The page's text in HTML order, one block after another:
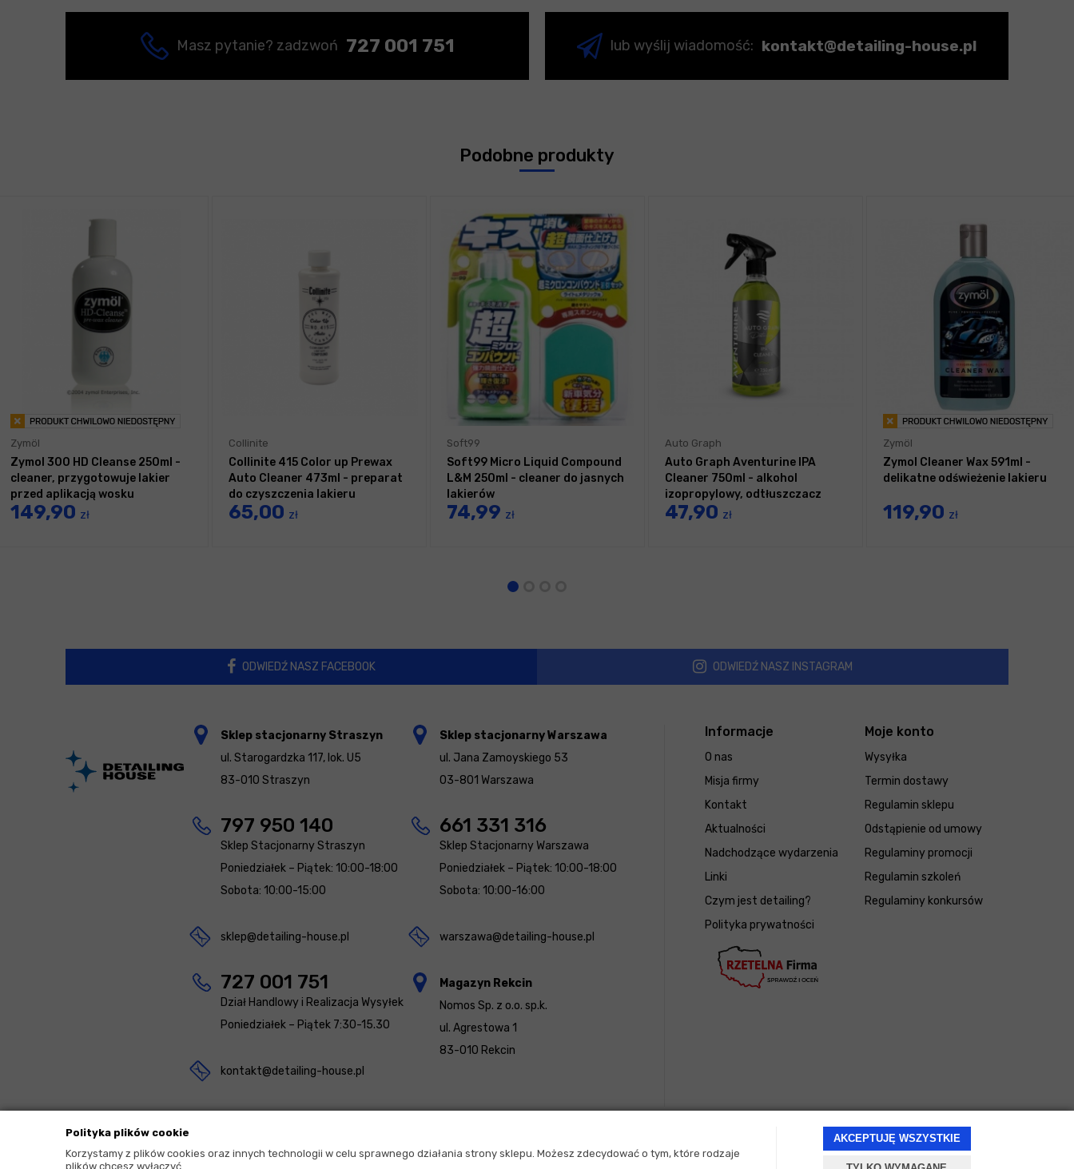
Polityka plików cookie
Korzystamy z plików cookies oraz innych technologii w celu sprawnego działania strony sklepu. Możesz zdecydować o tym, które rodzaje
plików chcesz wyłączyć.
AKCEPTUJĘ WSZYSTKIE
Masz pytanie? zadzwoń 727 001 751 lub wyślij wiadomość: kontakt@detailing-house.pl
Podobne produkty
Zymöl
Zymol 300 HD Cleanse 250ml -
cleaner, przygotowuje lakier
przed aplikacją wosku
149,90 zł
Collinite
Collinite 415 Color up Prewax
Auto Cleaner 473ml - preparat
do czyszczenia lakieru
65,00 zł
Soft99
Soft99 Micro Liquid Compound
L&M 250ml - cleaner do jasnych
lakierów
74,99 zł
Auto Graph
Auto Graph Aventurine IPA
Cleaner 750ml - alkohol
izopropylowy, odtłuszczacz
47,90 zł
Zymöl
Zymol Cleaner Wax 591ml -
delikatne odświeżenie lakieru
119,90 zł
ODWIEDŹ NASZ FACEBOOK ODWIEDŹ NASZ INSTAGRAM
Informacje
O nas
Misja firmy
Kontakt
Aktualności
Nadchodzące wydarzenia
Linki
Czym jest detailing?
Polityka prywatności
Moje konto
Wysyłka
Termin dostawy
Regulamin sklepu
Odstąpienie od umowy
Regulaminy promocji
Regulamin szkoleń
Regulaminy konkursów
Sklep stacjonarny Straszyn
ul. Starogardzka 117, lok. U5
83-010 Straszyn
797 950 140
Sklep Stacjonarny Straszyn
Poniedziałek – Piątek: 10:00-18:00
Sobota: 10:00-15:00
sklep@detailing-house.pl
727 001 751
Dział Handlowy i Realizacja Wysyłek
Poniedziałek – Piątek 7:30-15.30
kontakt@detailing-house.pl
Sklep stacjonarny Warszawa
ul. Jana Zamoyskiego 53
03-801 Warszawa
661 331 316
Sklep Stacjonarny Warszawa
Poniedziałek – Piątek: 10:00-18:00
Sobota: 10:00-16:00
warszawa@detailing-house.pl
Magazyn Rekcin
Nomos Sp. z o.o. sp.k.
ul. Agrestowa 1
83-010 Rekcin